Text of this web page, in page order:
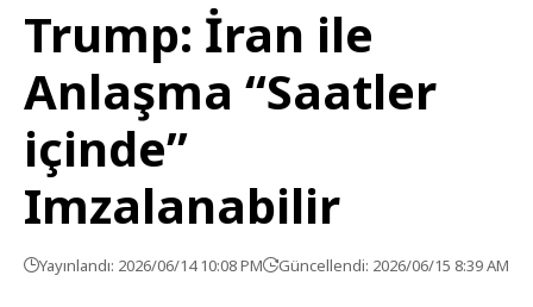
Trump: İran ile
Anlaşma “Saatler
içinde”
Imzalanabilir
Yayınlandı: 2026/06/14 10:08 PM Güncellendi: 2026/06/15 8:39 AM